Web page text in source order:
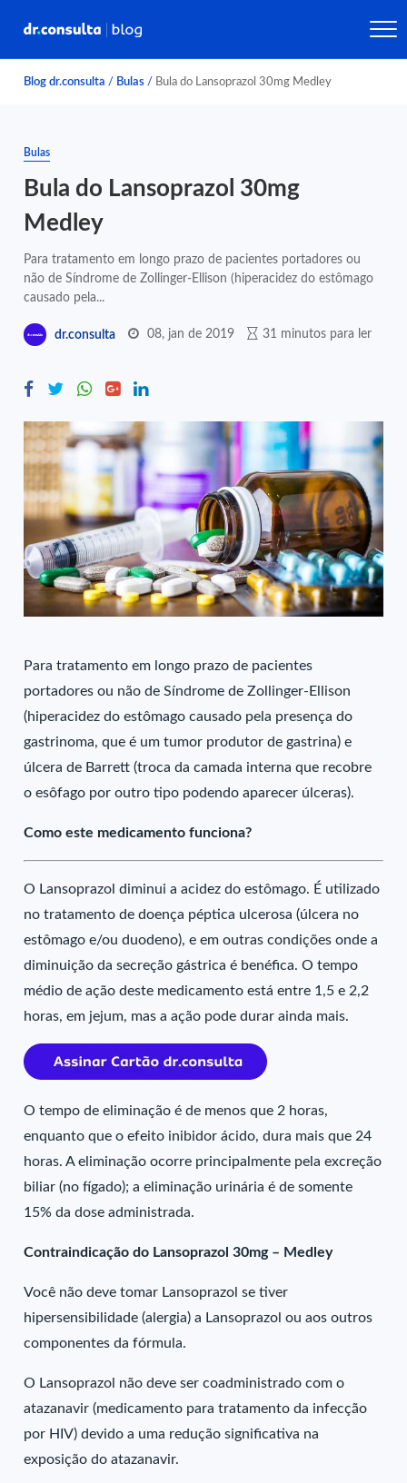
Blog dr.consulta / Bulas / Bula do Lansoprazol 30mg Medley
Bulas
Bula do Lansoprazol 30mg
Medley
Para tratamento em longo prazo de pacientes portadores ou
não de Síndrome de Zollinger-Ellison (hiperacidez do estômago
causado pela...
dr.consulta 08, jan de 2019 31 minutos para ler
Para tratamento em longo prazo de pacientes
portadores ou não de Síndrome de Zollinger-Ellison
(hiperacidez do estômago causado pela presença do
gastrinoma, que é um tumor produtor de gastrina) e
úlcera de Barrett (troca da camada interna que recobre
o esôfago por outro tipo podendo aparecer úlceras).
Como este medicamento funciona?
O Lansoprazol diminui a acidez do estômago. É utilizado
no tratamento de doença péptica ulcerosa (úlcera no
estômago e/ou duodeno), e em outras condições onde a
diminuição da secreção gástrica é benéfica. O tempo
médio de ação deste medicamento está entre 1,5 e 2,2
horas, em jejum, mas a ação pode durar ainda mais.
O tempo de eliminação é de menos que 2 horas,
enquanto que o efeito inibidor ácido, dura mais que 24
horas. A eliminação ocorre principalmente pela excreção
biliar (no fígado); a eliminação urinária é de somente
15% da dose administrada.
Contraindicação do Lansoprazol 30mg – Medley
Você não deve tomar Lansoprazol se tiver
hipersensibilidade (alergia) a Lansoprazol ou aos outros
componentes da fórmula.
O Lansoprazol não deve ser coadministrado com o
atazanavir (medicamento para tratamento da infecção
por HIV) devido a uma redução significativa na
exposição do atazanavir.